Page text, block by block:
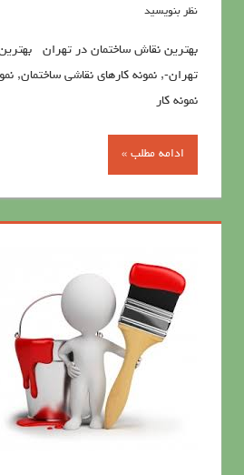
نظر بنویسید
بهترین نقاش ساختمان در تهران
تهران-, نمونه کارهای نقاشی ساختمان,
نمونه کار
ادامه مطلب »